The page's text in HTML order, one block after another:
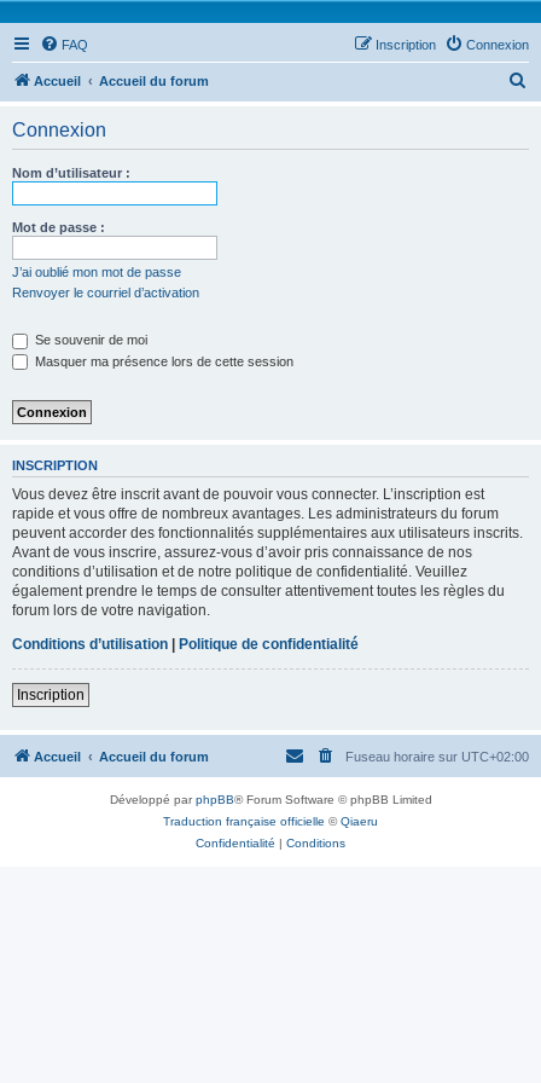
FAQ Connexion
Inscription
Accueil Accueil du forum
Connexion
Nom d’utilisateur :
Mot de passe :
J’ai oublié mon mot de passe
Renvoyer le courriel d’activation
Se souvenir de moi
Masquer ma présence lors de cette session
INSCRIPTION
Vous devez être inscrit avant de pouvoir vous connecter. L’inscription est
rapide et vous offre de nombreux avantages. Les administrateurs du forum
peuvent accorder des fonctionnalités supplémentaires aux utilisateurs inscrits.
Avant de vous inscrire, assurez-vous d’avoir pris connaissance de nos
conditions d’utilisation et de notre politique de confidentialité. Veuillez
également prendre le temps de consulter attentivement toutes les règles du
forum lors de votre navigation.
Conditions d’utilisation | Politique de confidentialité
Inscription
Accueil Accueil du forum Fuseau horaire sur UTC+02:00
Développé parphpBB® Forum Software © phpBB Limited
Traduction française officielle ©Qiaeru
Confidentialité | Conditions